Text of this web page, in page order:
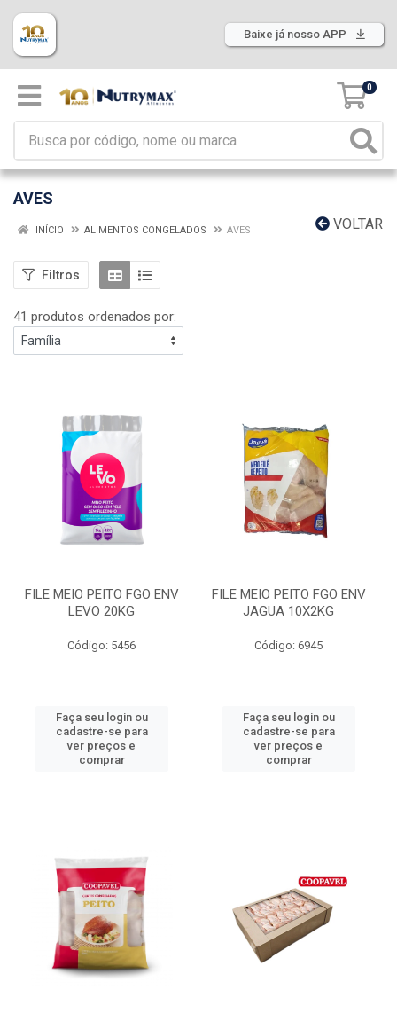
Baixe já nosso APP
0
AVES
VOLTAR
INÍCIO ALIMENTOS CONGELADOS AVES
Filtros
41 produtos ordenados por:
FILE MEIO PEITO FGO ENV
LEVO 20KG
Código: 5456
Faça seu login ou
cadastre-se para
ver preços e
comprar
FILE MEIO PEITO FGO ENV
JAGUA 10X2KG
Código: 6945
Faça seu login ou
cadastre-se para
ver preços e
comprar